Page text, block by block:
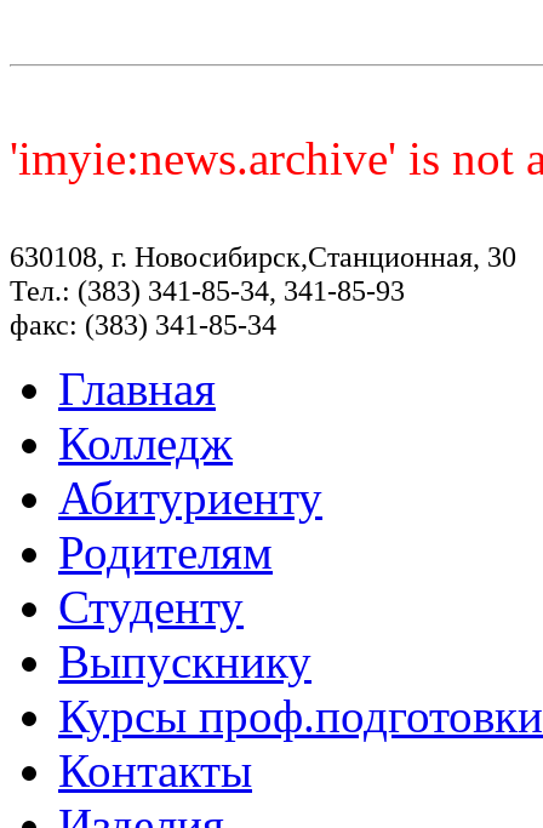
'imyie:news.archive' is not
630108, г. Новосибирск,Станционная, 30
Тел.: (383) 341-85-34, 341-85-93
факс: (383) 341-85-34
Главная
Колледж
Абитуриенту
Родителям
Студенту
Выпускнику
Курсы проф.подготовки
Контакты